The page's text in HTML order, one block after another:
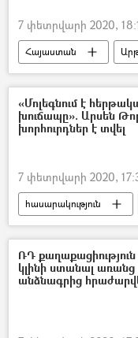
7 փետրվարի 2020,
Հայաստան
ՀՀ ազգային
Սահմանադրական
ԱԺ (Ազգային ժողով)
«Մոլեգնում է
խուճապը». Արսեն
խորհուրդներ է տվել
7 փետրվարի 2020,
հասարակություն
գրիպ
Արսեն
պոլիկլինիկա
ՀՀ առողջապահության
ՌԴ
կլինի ստանալ
անձնագրից